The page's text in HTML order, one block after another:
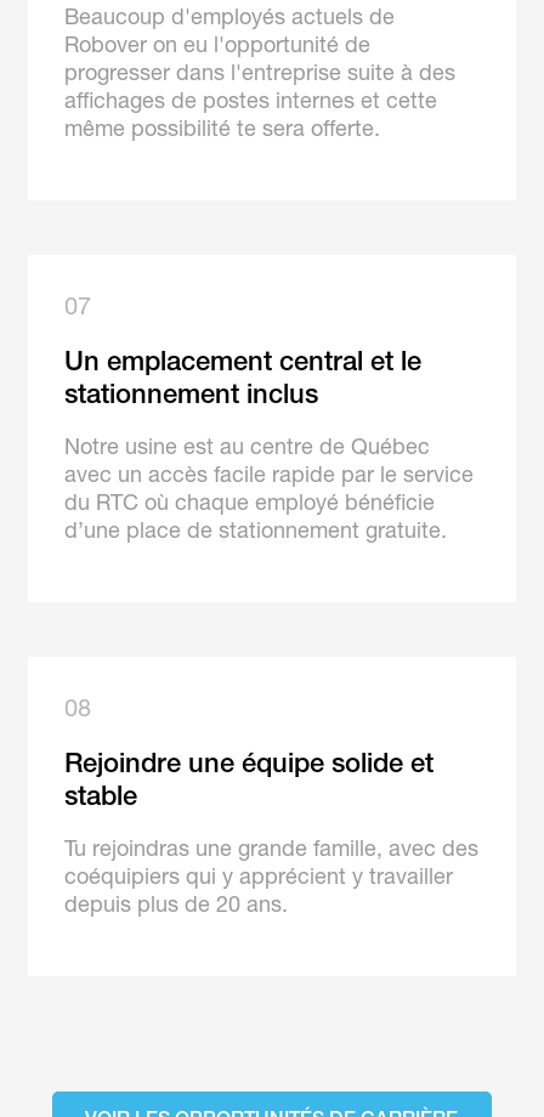
Beaucoup d'employés actuels de
Robover on eu l'opportunité de
progresser dans l'entreprise suite à des
affichages de postes internes et cette
même possibilité te sera offerte.
07
Un emplacement central et le
stationnement inclus
Notre usine est au centre de Québec
avec un accès facile rapide par le service
du RTC où chaque employé bénéficie
d’une place de stationnement gratuite.
08
Rejoindre une équipe solide et
stable
Tu rejoindras une grande famille, avec des
coéquipiers qui y apprécient y travailler
depuis plus de 20 ans.